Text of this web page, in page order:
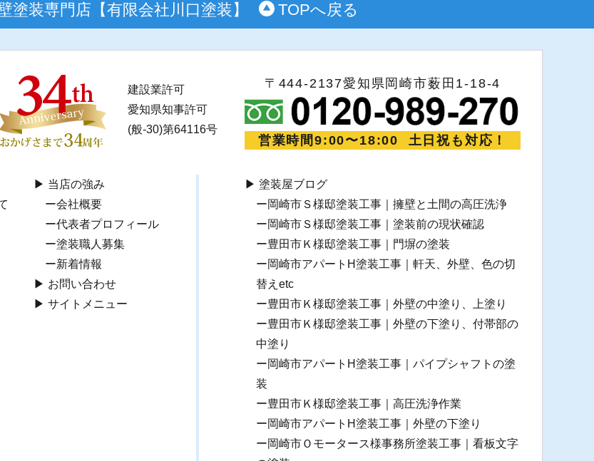
塗装専門店【有限会社川口塗装】 TOPへ戻る
建設業許可
愛知県知事許可
(般-30)第64116号
〒444-2137愛知県岡崎市薮田1-18-4
営業時間9:00〜18:00 土日祝も対応！
当店の強み
会社概要
代表者プロフィール
塗装職人募集
新着情報
お問い合わせ
サイトメニュー
塗装屋ブログ
岡崎市Ｓ様邸塗装工事｜擁壁と土間の高圧洗浄
岡崎市Ｓ様邸塗装工事｜塗装前の現状確認
豊田市Ｋ様邸塗装工事｜門塀の塗装
岡崎市アパートH塗装工事｜軒天、外壁、色の切
替えetc
豊田市Ｋ様邸塗装工事｜外壁の中塗り、上塗り
豊田市Ｋ様邸塗装工事｜外壁の下塗り、付帯部の
中塗り
岡崎市アパートH塗装工事｜パイプシャフトの塗
装
豊田市Ｋ様邸塗装工事｜高圧洗浄作業
岡崎市アパートH塗装工事｜外壁の下塗り
岡崎市Ｏモータース様事務所塗装工事｜看板文字